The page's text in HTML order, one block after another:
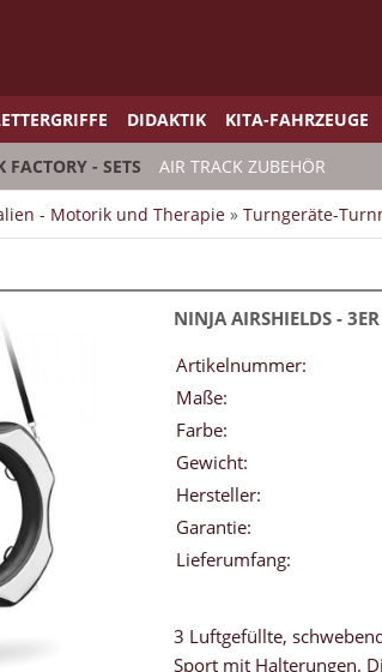
DIDAKTIK KITA-FAHRZEUGE
FACTORY - SETS AIR TRACK ZUBEHÖR
- Motorik und Therapie » Turngeräte-
NINJA AIRSHIELDS - 3ER
Artikelnummer:
Maße:
Farbe:
Gewicht:
Hersteller:
Garantie:
Lieferumfang:
3 Luftgefüllte,
Sport mit Halterungen.